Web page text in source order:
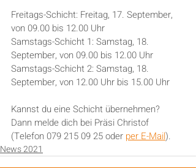
Freitags-Schicht: Freitag, 17. September,
von 09.00 bis 12.00 Uhr
Samstags-Schicht 1: Samstag, 18.
September, von 09.00 bis 12.00 Uhr
Samstags-Schicht 2: Samstag, 18.
September, von 12.00 Uhr bis 15.00 Uhr
Kannst du eine Schicht übernehmen?
Dann melde dich bei Präsi Christof
(Telefon 079 215 09 25 oder per E-Mail).
News 2021